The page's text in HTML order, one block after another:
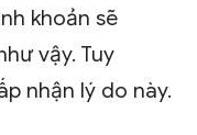
khoản sẽ
vậy. Tuy
nhận lý do này.